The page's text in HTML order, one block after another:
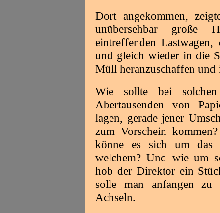
Dort angekommen,
unübersehbar große
eintreffenden
und gleich wieder in die
Müll heranzuschaffen
Wie sollte bei
Abertausenden von
lagen, gerade jener
zum Vorschein
könne es sich um das
welchem? Und wie um
hob der Direktor ein
solle man anfangen
Achseln.